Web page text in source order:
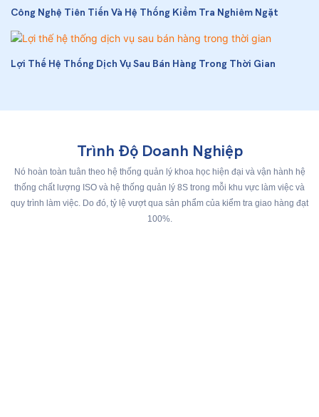
Công Nghệ Tiên Tiến Và Hệ Thống Kiểm Tra Nghiêm Ngặt
Lợi Thế Hệ Thống Dịch Vụ Sau Bán Hàng Trong Thời Gian
Trình Độ Doanh Nghiệp
Nó hoàn toàn tuân theo hệ thống quản lý khoa học hiện đại và vận hành hệ
thống chất lượng ISO và hệ thống quản lý 8S trong mỗi khu vực làm việc và
quy trình làm việc. Do đó, tỷ lệ vượt qua sản phẩm của kiểm tra giao hàng đạt
100%.